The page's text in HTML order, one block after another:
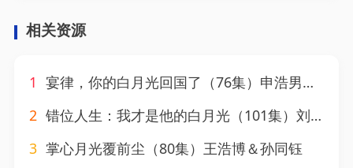
相关资源
1 宴律，你的白月光回国了（76集）申浩男＆余茵
2 错位人生：我才是他的白月光（101集）刘奕辰＆魏家乐
3 掌心月光覆前尘（80集）王浩博＆孙同钰